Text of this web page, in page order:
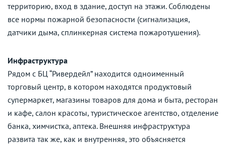
территорию, вход в здание, доступ на этажи. Соблюдены
все нормы пожарной безопасности (сигнализация,
датчики дыма, сплинкерная система пожаротушения).
Инфраструктура
Рядом с БЦ “Ривердейл” находится одноименный
торговый центр, в котором находятся продуктовый
супермаркет, магазины товаров для дома и быта, ресторан
и кафе, салон красоты, туристическое агентство, отделение
банка, химчистка, аптека. Внешняя инфраструктура
развита так же, как и внутренняя, это объясняется